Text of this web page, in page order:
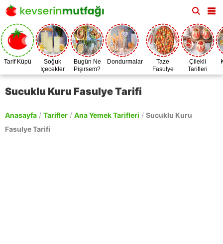
Tarif Küpü
Soğuk
İçecekler
Bugün Ne
Pişirsem?
Dondurmalar
Taze
Fasulye
Zamanı
Çilekli
Tarifleri
Sucuklu Kuru Fasulye Tarifi
Anasayfa / Tarifler / Ana Yemek Tarifleri / Sucuklu Kuru
Fasulye Tarifi